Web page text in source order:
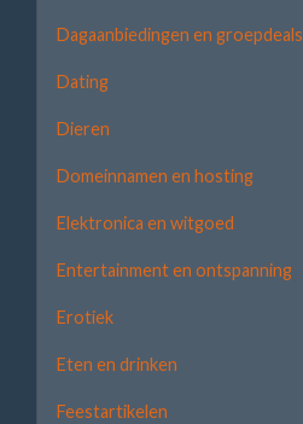
Dagaanbiedingen en groepdeals
Dating
Dieren
Domeinnamen en hosting
Elektronica en witgoed
Entertainment en ontspanning
Erotiek
Eten en drinken
Feestartikelen